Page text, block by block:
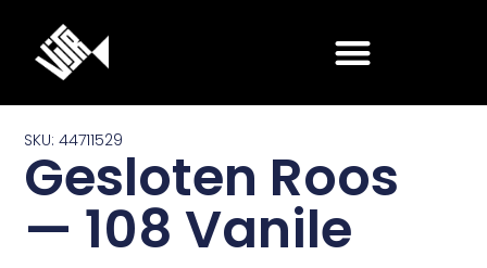
SKU: 44711529
Gesloten Roos
— 108 Vanile